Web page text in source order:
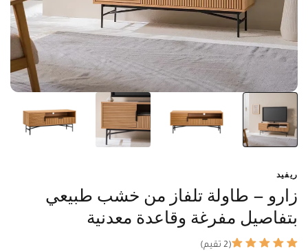
ريفيد
زارو – طاولة تلفاز من خشب طبيعي
بتفاصيل مفرغة وقاعدة معدنية
(2 تقيم)